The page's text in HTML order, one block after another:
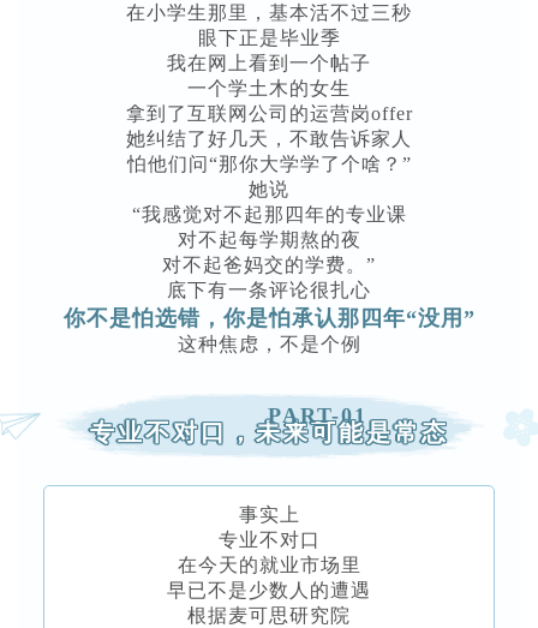
在小学生那里，基本活不过三秒
眼下正是毕业季
我在网上看到一个帖子
一个学土木的女生
拿到了互联网公司的运营岗offer
她纠结了好几天，不敢告诉家人
怕他们问“那你大学学了个啥？”
她说
“我感觉对不起那四年的专业课
对不起每学期熬的夜
对不起爸妈交的学费。”
底下有一条评论很扎心
你不是怕选错，你是怕承认那四年“没用”
这种焦虑，不是个例
PART-01
专业不对口，未来可能是常态
事实上
专业不对口
在今天的就业市场里
早已不是少数人的遭遇
根据麦可思研究院